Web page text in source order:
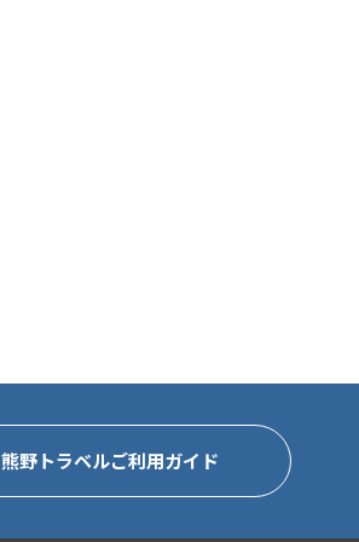
熊野トラベルご利用ガイド